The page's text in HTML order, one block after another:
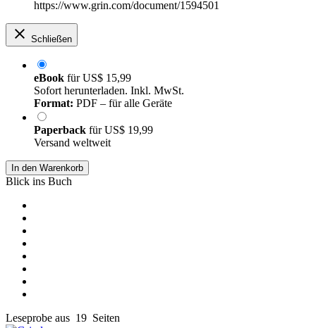
https://www.grin.com/document/1594501
Schließen
eBook fürUS$ 15,99
Sofort herunterladen. Inkl. MwSt.
Format: PDF – für alle Geräte
Paperback fürUS$ 19,99
Versand weltweit
In den Warenkorb
Blick ins Buch
Leseprobe aus 19 Seiten